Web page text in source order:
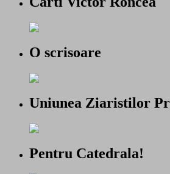
O scrisoare
Uniunea Ziaristilor
Pentru Catedrala!